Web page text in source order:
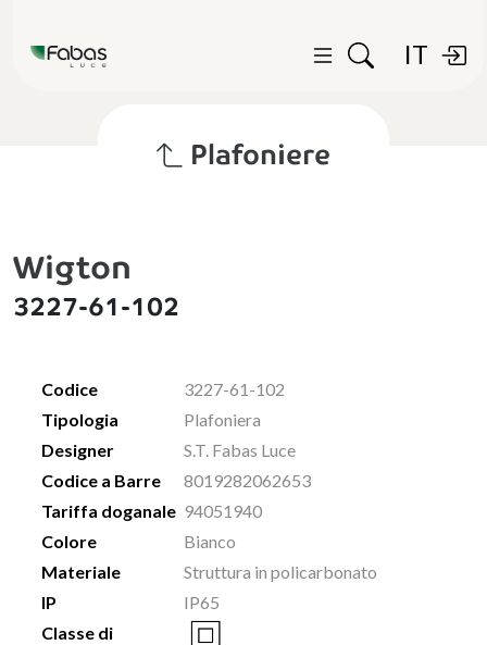
IT
Plafoniere
Wigton
3227-61-102
Codice
3227-61-102
Tipologia
Plafoniera
Designer
S.T. Fabas Luce
Codice a Barre
8019282062653
Tariffa doganale 94051940
Colore
Bianco
Materiale
Struttura in policarbonato
IP
IP65
Classe di